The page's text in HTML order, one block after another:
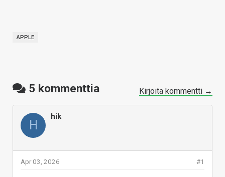
APPLE
5 kommenttia Kirjoita kommentti →
H
hik
#1
Apr 03, 2026